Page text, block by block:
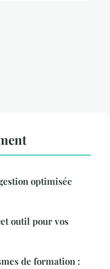
optimisée
outil pour vos
de formation :